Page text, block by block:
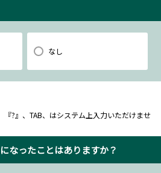
なし
?』、TAB、はシステム上入力いただけませ
なったことはありますか？